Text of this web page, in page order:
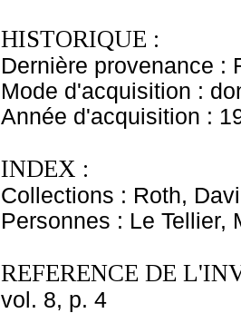
HISTORIQUE :
Dernière provenance :
Mode d'acquisition :
Année d'acquisition :
INDEX :
Collections : Roth,
Personnes : Le Tellier,
REFERENCE DE
vol. 8, p. 4